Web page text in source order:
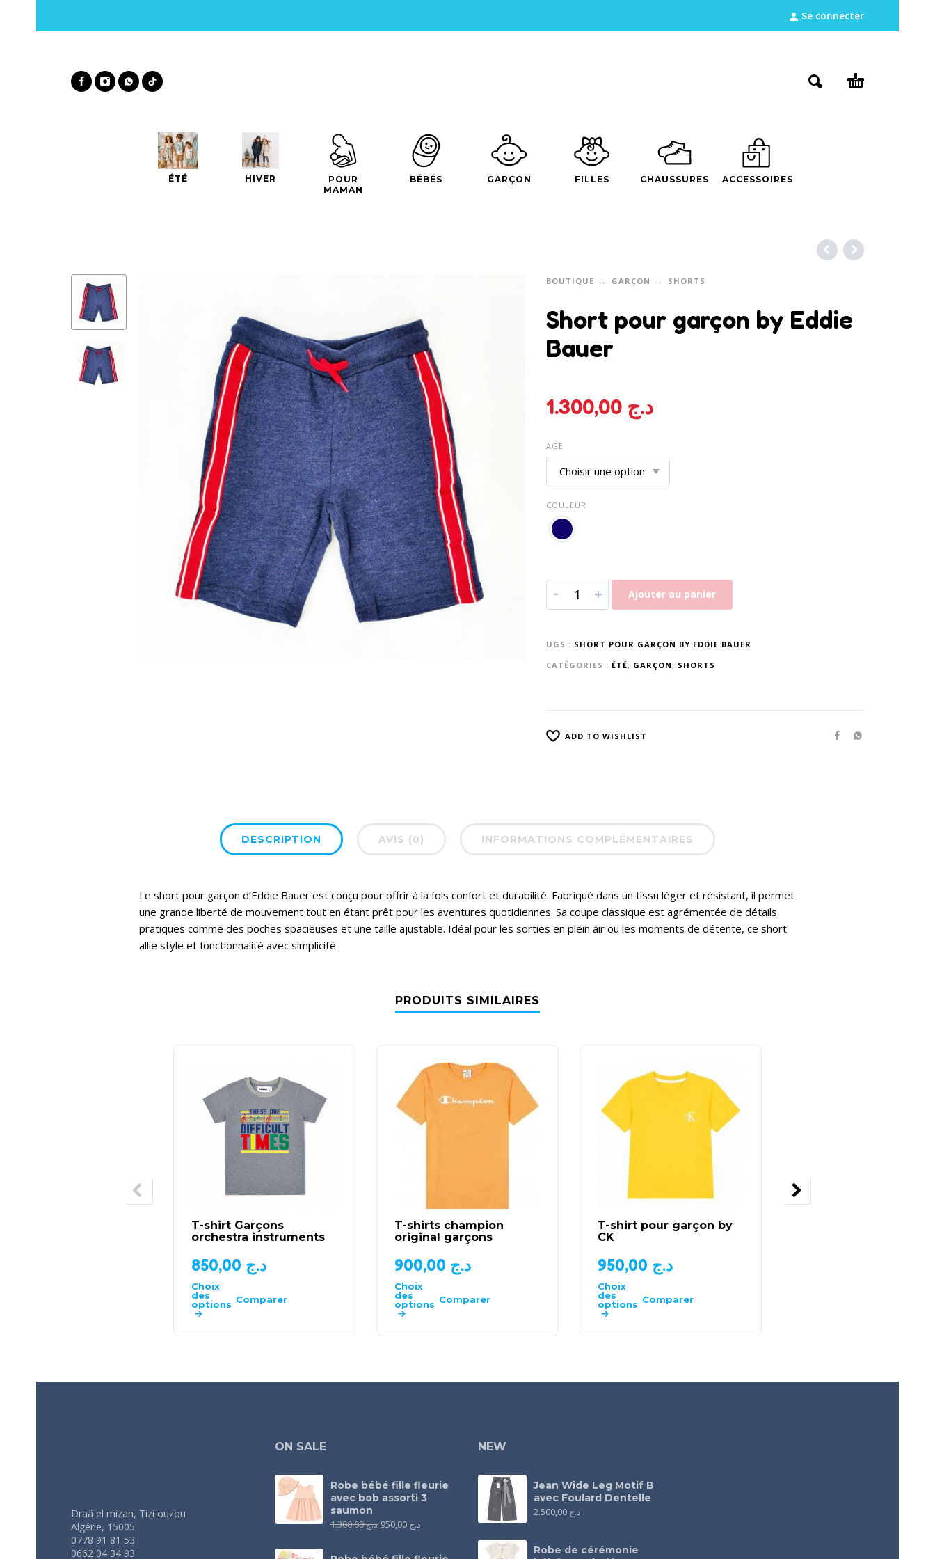
Se connecter
ÉTÉ HIVER
POUR
MAMAN
BÉBÉS GARÇON FILLES CHAUSSURES ACCESSOIRES
BOUTIQUE GARÇON SHORTS
Short pour garçon by Eddie
Bauer
د.ج 1.300,00
AGE
COULEUR
- + Ajouter au panier
UGS : SHORT POUR GARÇON BY EDDIE BAUER
CATÉGORIES : ÉTÉ, GARÇON , SHORTS
ADD TO WISHLIST
DESCRIPTION AVIS (0) INFORMATIONS COMPLÉMENTAIRES
Le short pour garçon d’Eddie Bauer est conçu pour offrir à la fois confort et durabilité. Fabriqué dans un tissu léger et résistant, il permet
une grande liberté de mouvement tout en étant prêt pour les aventures quotidiennes. Sa coupe classique est agrémentée de détails
pratiques comme des poches spacieuses et une taille ajustable. Idéal pour les sorties en plein air ou les moments de détente, ce short
allie style et fonctionnalité avec simplicité.
PRODUITS SIMILAIRES
T-shirt Garçons
orchestra instruments
د.ج
Choix
des
options Comparer
T-shirts champion
original garçons
د.ج
Choix
des
options Comparer
T-shirt pour garçon by
CK
د.ج
Choix
des
options Comparer
Draâ el mizan, Tizi ouzou
Algérie, 15005
0778 91 81 53
0662 04 34 93
ON SALE
Robe bébé fille fleurie
avec bob assorti 3
saumon
د.ج1.300,00 د.ج 950,00
NEW
Jean Wide Leg Motif B
avec Foulard Dentelle
د.ج
Robe de cérémonie